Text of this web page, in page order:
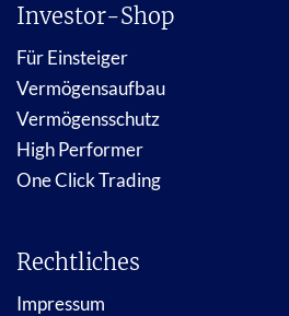
Investor-Shop
Für Einsteiger
Vermögensaufbau
Vermögensschutz
High Performer
One Click Trading
Rechtliches
Impressum